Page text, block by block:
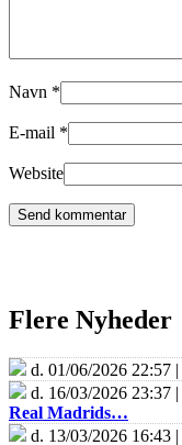
Navn *
E-mail *
Website
Flere Nyheder
d. 01/06/2026 22:57 |
d. 16/03/2026 23:37 |
Real Madrids…
d. 13/03/2026 16:43 |